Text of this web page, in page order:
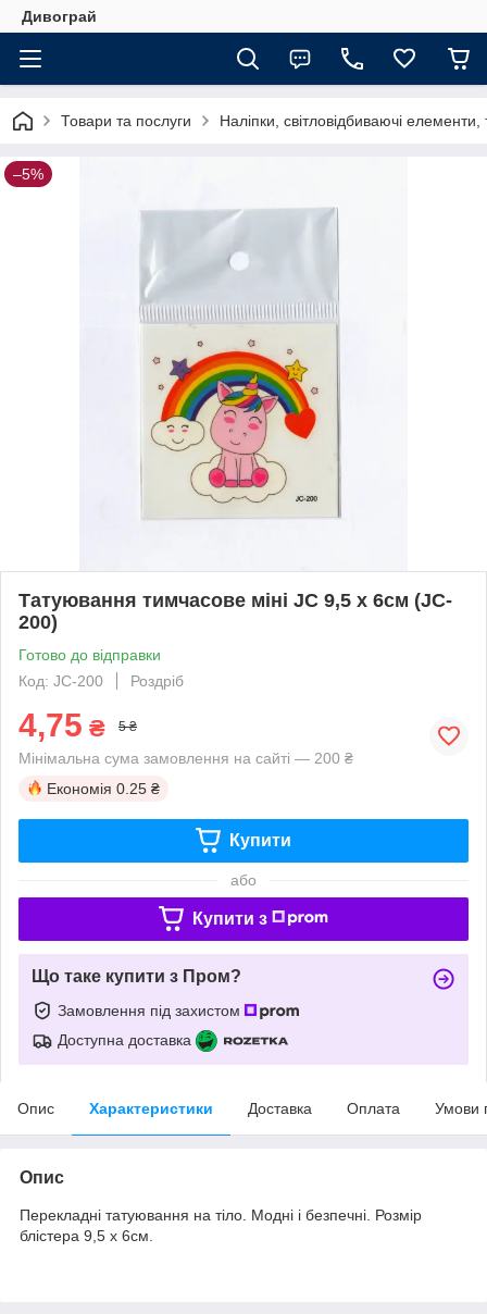
Дивограй
Товари та послуги Наліпки, світловідбиваючі
–5%
Татуювання тимчасове міні JC 9,5 х 6см (JC-
200)
Готово до відправки
Код: JC-200
Роздріб
4,75 ₴ 5 ₴
Мінімальна сума замовлення на сайті — 200 ₴
Економія 0.25 ₴
Купити
або
Купити з
Що таке купити з Пром?
Замовлення під захистом
Доступна доставка
Опис Характеристики Доставка Оплата Умови
Опис
Перекладні татуювання на тіло. Модні і безпечні. Розмір
блістера 9,5 х 6см.